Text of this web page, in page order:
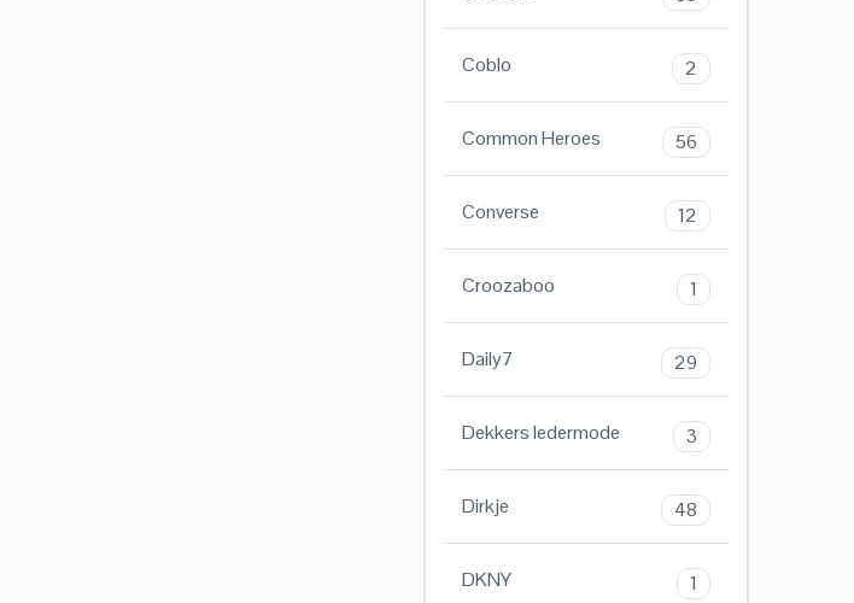
Coblo 2
Common Heroes 56
Converse 12
Croozaboo 1
Daily7 29
Dekkers ledermode 3
Dirkje 48
DKNY 1